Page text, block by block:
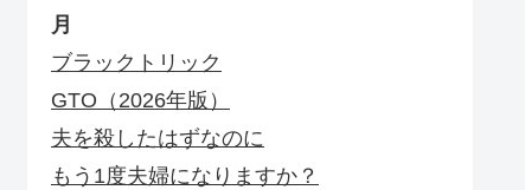
月
ブラックトリック
GTO（2026年版）
夫を殺したはずなのに
もう1度夫婦になりますか？